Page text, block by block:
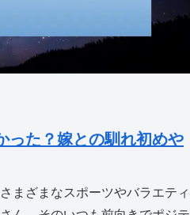
った？嫁との馴れ初めや
まざまなスポーツやバラエティ